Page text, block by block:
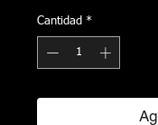
Cantidad *